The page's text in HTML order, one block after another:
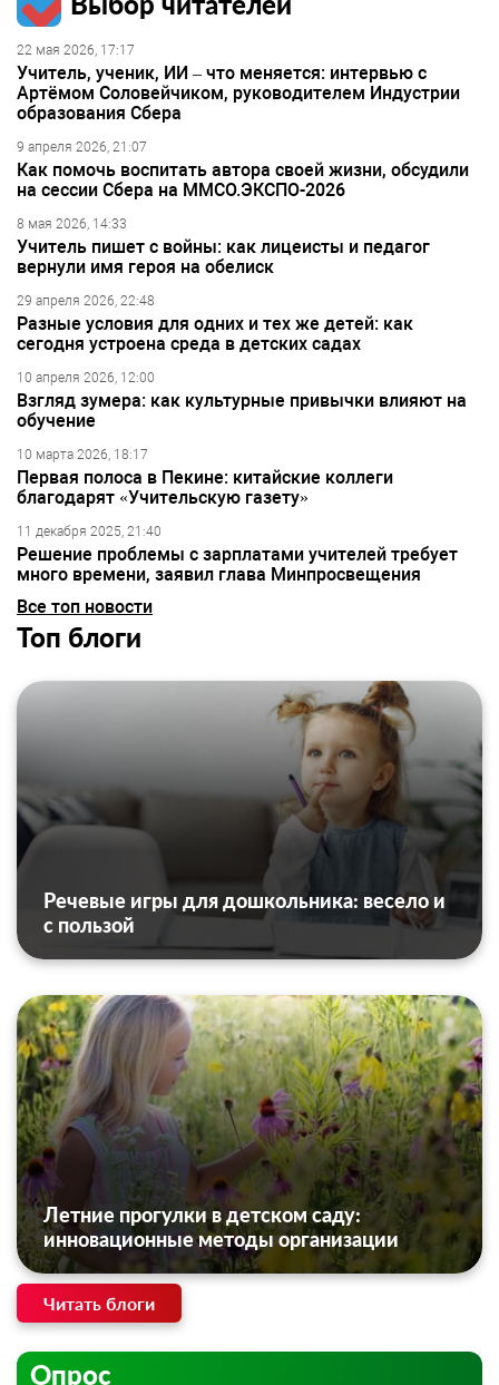
22 мая 2026, 17:17
Учитель, ученик, ИИ – что меняется: интервью с
Артёмом Соловейчиком, руководителем Индустрии
образования Сбера
9 апреля 2026, 21:07
Как помочь воспитать автора своей жизни, обсудили
на сессии Сбера на ММСО.ЭКСПО-2026
8 мая 2026, 14:33
Учитель пишет с войны: как лицеисты и педагог
вернули имя героя на обелиск
29 апреля 2026, 22:48
Разные условия для одних и тех же детей: как
сегодня устроена среда в детских садах
10 апреля 2026, 12:00
Взгляд зумера: как культурные привычки влияют на
обучение
10 марта 2026, 18:17
Первая полоса в Пекине: китайские коллеги
благодарят «Учительскую газету»
11 декабря 2025, 21:40
Решение проблемы с зарплатами учителей требует
много времени, заявил глава Минпросвещения
Все топ новости
Топ блоги
Речевые игры для дошкольника: весело и
с пользой
Летние прогулки в детском саду:
инновационные методы организации
Читать блоги
Опрос